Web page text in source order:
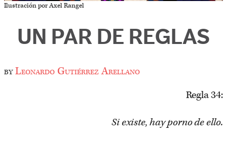
Ilustración por Axel Rangel
UN PAR DE REGLAS
byLeonardo Gutiérrez Arellano
Regla 34:
Si existe, hay porno de ello.